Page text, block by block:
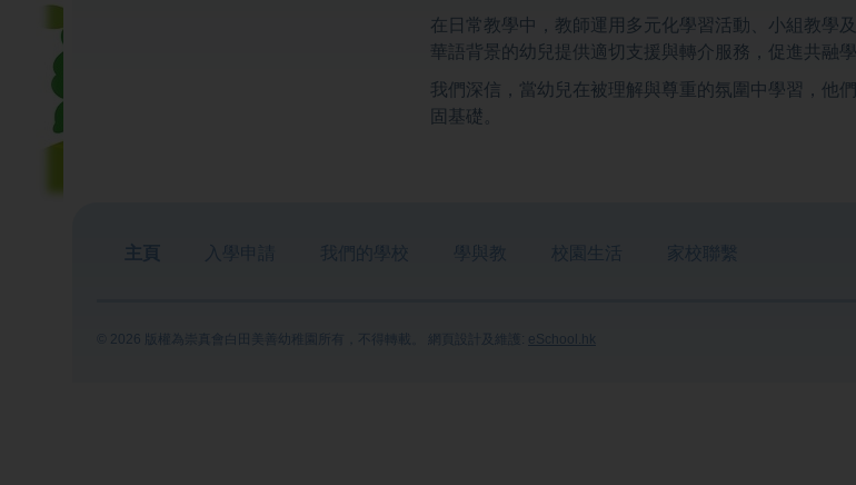
在日常教學中，教師運用多元化學習活動、小組教學
華語背景的幼兒提供適切支援與轉介服務，促進共融學
我們深信，當幼兒在被理解與尊重的氛圍中學習，他
固基礎。
主頁 入學申請 我們的學校 學與教 校園生活 家校聯繫
© 2026 版權為崇真會白田美善幼稚園所有，不得轉載。 網頁設計及維護: eSchool.hk